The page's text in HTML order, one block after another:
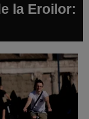
la Eroilor: